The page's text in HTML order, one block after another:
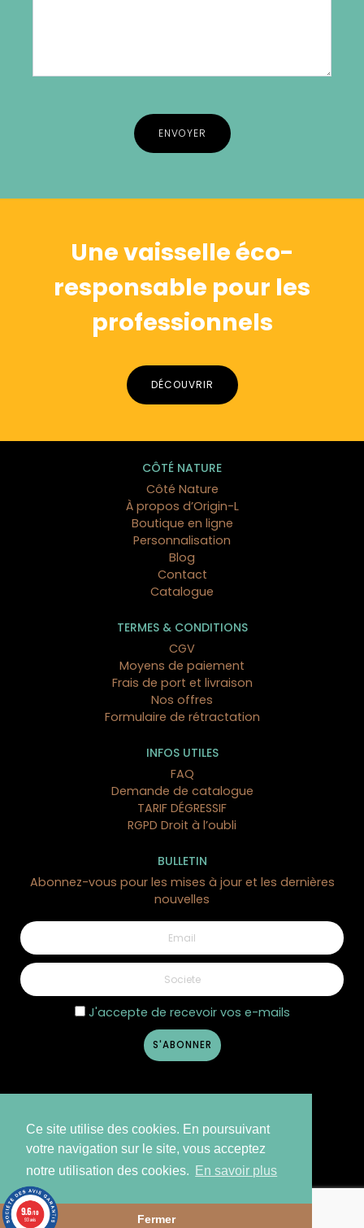
Ce site utilise des cookies. En poursuivant
votre navigation sur le site, vous acceptez
notre utilisation des cookies.
En savoir plus
Fermer
Une vaisselle éco-
responsable pour les
professionnels
DÉCOUVRIR
CÔTÉ NATURE
Côté Nature
À propos d’Origin-L
Boutique en ligne
Personnalisation
Blog
Contact
Catalogue
TERMES & CONDITIONS
CGV
Moyens de paiement
Frais de port et livraison
Nos offres
Formulaire de rétractation
INFOS UTILES
FAQ
Demande de catalogue
TARIF DÉGRESSIF
RGPD Droit à l’oubli
BULLETIN
Abonnez-vous pour les mises à jour et les dernières
nouvelles
J'accepte de recevoir vos e-mails
©2026 Côté Nature - DesignCreative Media
9.6/10
93 avis